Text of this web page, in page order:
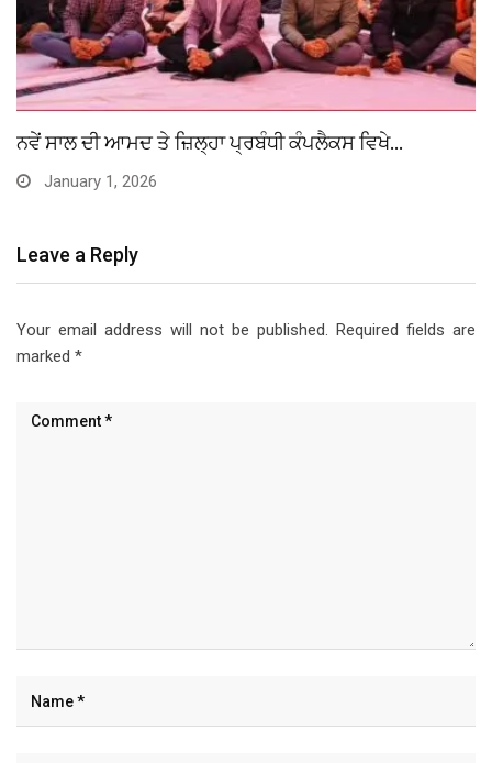
ਏਂਜਲ ਹਾਰਟ ਕਾਨਵੈਂਟ ਸਕੂਲ ਵਿਖੇ ਸ਼੍ਰੀ ਗੁਰੂ ਤੇਗ…
November 23, 2025
Leave a Reply
Your email address will not be published. Required fields are
marked *